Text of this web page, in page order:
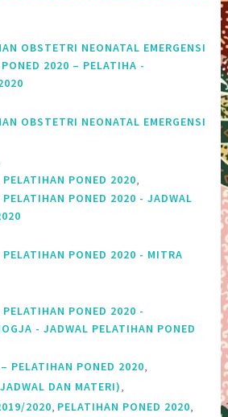
OBSTETRI NEONATAL EMERGENSI
2020 – PELATIHA -
OBSTETRI NEONATAL EMERGENSI
PONED 2020,
PONED 2020 - JADWAL
PONED 2020 - MITRA
PONED 2020 -
- JADWAL PELATIHAN PONED
PELATIHAN PONED 2020,
DAN MATERI),
2020, PELATIHAN PONED 2020,